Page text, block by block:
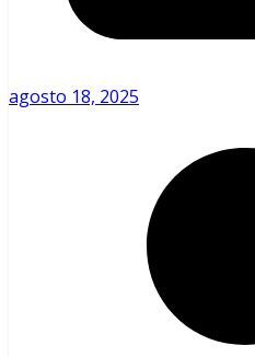
agosto 18, 2025